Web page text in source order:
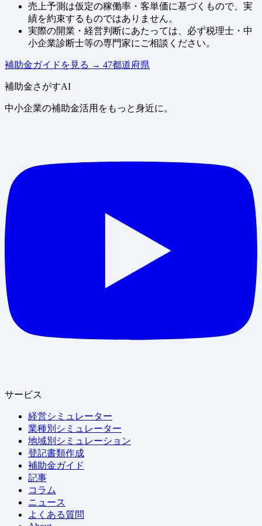
売上予測は仮定の稼働率・客単価に基づくもので、実
績を約束するものではありません。
実際の開業・経営判断にあたっては、必ず税理士・中
小企業診断士等の専門家にご相談ください。
補助金ガイドを見る → 47都道府県
補助金さがすAI
中小企業の補助金活用をもっと身近に。
サービス
経営シミュレーター
業種別シミュレーター
地域別シミュレーション
登記書類作成
補助金ガイド
記事
コラム
ニュース
よくある質問